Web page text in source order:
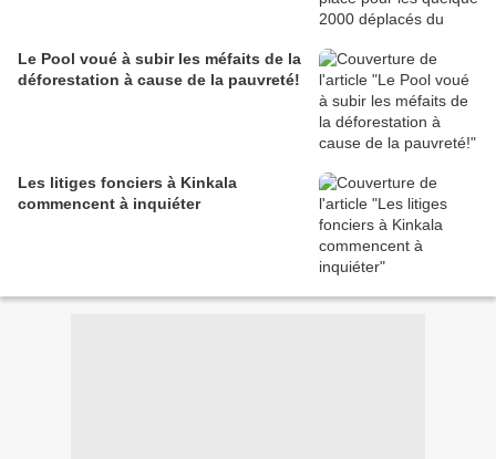
Le Pool voué à subir les méfaits de la
déforestation à cause de la pauvreté!
Les litiges fonciers à Kinkala
commencent à inquiéter